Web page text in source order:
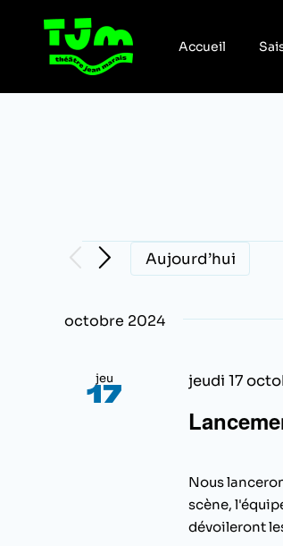
contenu
Accueil
Aujourd’hui
octobre 2024
jeu
17 jeudi 17
Nous
scène,
dévoileront